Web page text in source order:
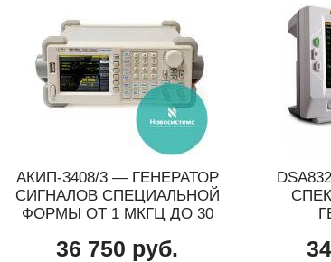
АКИП-3408/3 — ГЕНЕРАТОР
СИГНАЛОВ СПЕЦИАЛЬНОЙ
ФОРМЫ ОТ 1 МКГЦ ДО 30
36 750 руб.